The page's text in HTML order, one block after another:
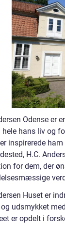
Odense er
hele hans liv og
inspirerede
H.C.
for dem, der
Huset er
udsmykket
er opdelt i